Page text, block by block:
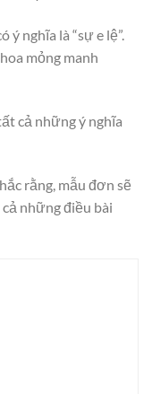
ý nghĩa là “sự e lệ”.
mỏng manh
cả những ý nghĩa
rằng, mẫu đơn sẽ
những điều bài